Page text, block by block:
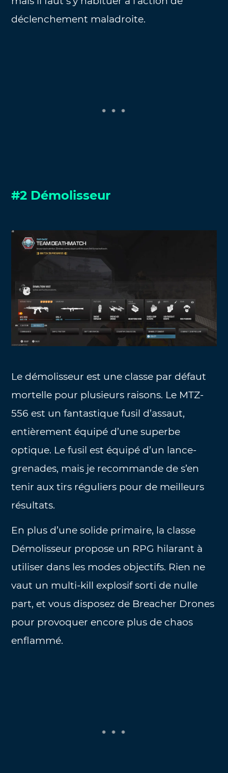
déclenchement maladroite.
#2 Démolisseur
Le démolisseur est une classe par défaut
mortelle pour plusieurs raisons. Le MTZ-
556 est un fantastique fusil d’assaut,
entièrement équipé d’une superbe
optique. Le fusil est équipé d’un lance-
grenades, mais je recommande de s’en
tenir aux tirs réguliers pour de meilleurs
résultats.
En plus d’une solide primaire, la classe
Démolisseur propose un RPG hilarant à
utiliser dans les modes objectifs. Rien ne
vaut un multi-kill explosif sorti de nulle
part, et vous disposez de Breacher Drones
pour provoquer encore plus de chaos
enflammé.